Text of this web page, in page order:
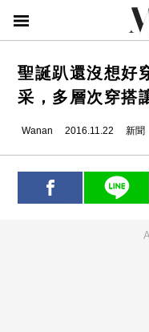
聖誕趴還沒想好
采，多層次穿搭
Wanan 2016.11.22 新聞